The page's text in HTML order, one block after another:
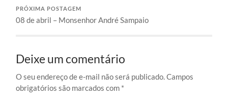
PRÓXIMA POSTAGEM
08 de abril – Monsenhor André Sampaio
Deixe um comentário
O seu endereço de e-mail não será publicado. Campos
obrigatórios são marcados com *